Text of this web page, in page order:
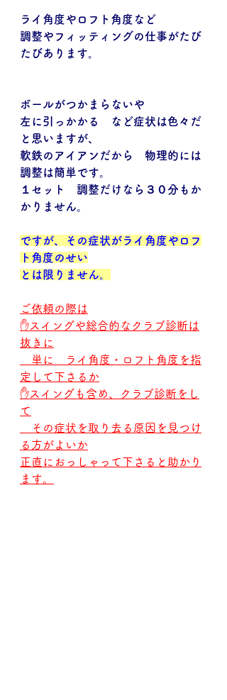
ライ角度やロフト角度など
調整やフィッティングの仕事がたび
たびあります。
ボールがつかまらないや
左に引っかかる　など症状は色々だ
と思いますが、
軟鉄のアイアンだから　物理的には
調整は簡単です。
１セット　調整だけなら３０分もか
かりません。
ですが、その症状がライ角度やロフ
ト角度のせい
とは限りません。
ご依頼の際は
✋スイングや総合的なクラブ診断は
抜きに
単に　ライ角度・ロフト角度を指
定して下さるか
✋スイングも含め、クラブ診断をし
て
その症状を取り去る原因を見つけ
る方がよいか
正直におっしゃって下さると助かり
ます。